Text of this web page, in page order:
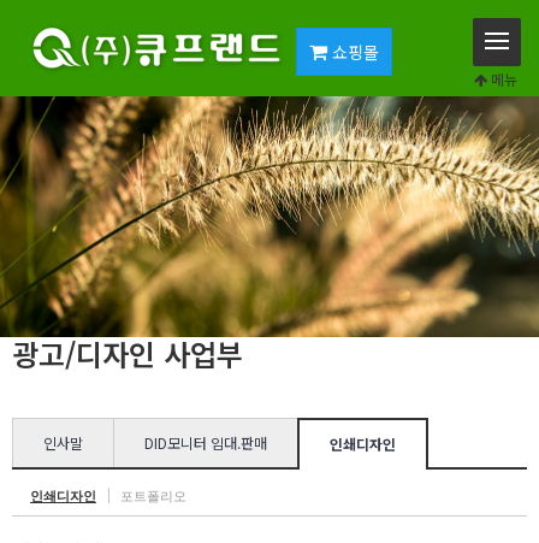
쇼핑몰
메뉴
광고/디자인 사업부
인사말 DID모니터 임대.판매 인쇄디자인
인쇄디자인 포트폴리오